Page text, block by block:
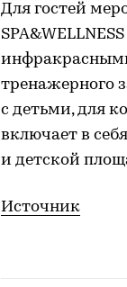
Для гостей
тренажерного
с детьми, для
включает в
и детской
Источник